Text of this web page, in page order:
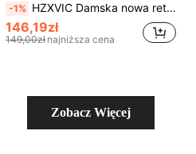
-1% HZXVIC Damska nowa retro elegancka dopasowana formalna marynarka biurowa, z przesadzonym designem ramion i dekoracyjnymi guzikami, biała
146,19zł
149,00zł najniższa cena
Zobacz Więcej